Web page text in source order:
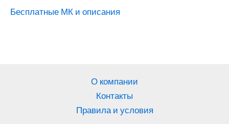
Бесплатные МК и описания
О компании
Контакты
Правила и условия